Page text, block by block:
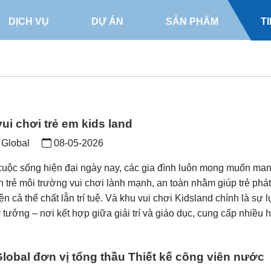
DỊCH VỤ DỰ ÁN SẢN PHẨM
chơi trẻ em kids land
08-05-2026
sống hiện đại ngày nay, các gia đình luôn mong muốn
trẻ môi trường vui chơi lành mạnh, an toàn nhằm giúp trẻ
cả thể chất lẫn trí tuệ. Và khu vui chơi Kidsland chính là sự
tưởng – nơi kết hợp giữa giải trí và giáo dục, cung cấp nhiều
đơn vị tổng thầu Thiết kế công viên nước